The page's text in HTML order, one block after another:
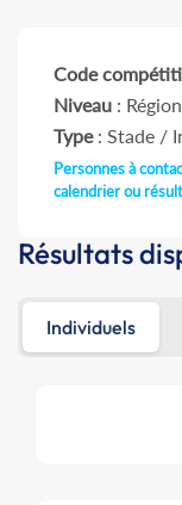
Code
Niveau :
Type: Stade /
Personnes à
calendrier ou
Résultats
Individuels